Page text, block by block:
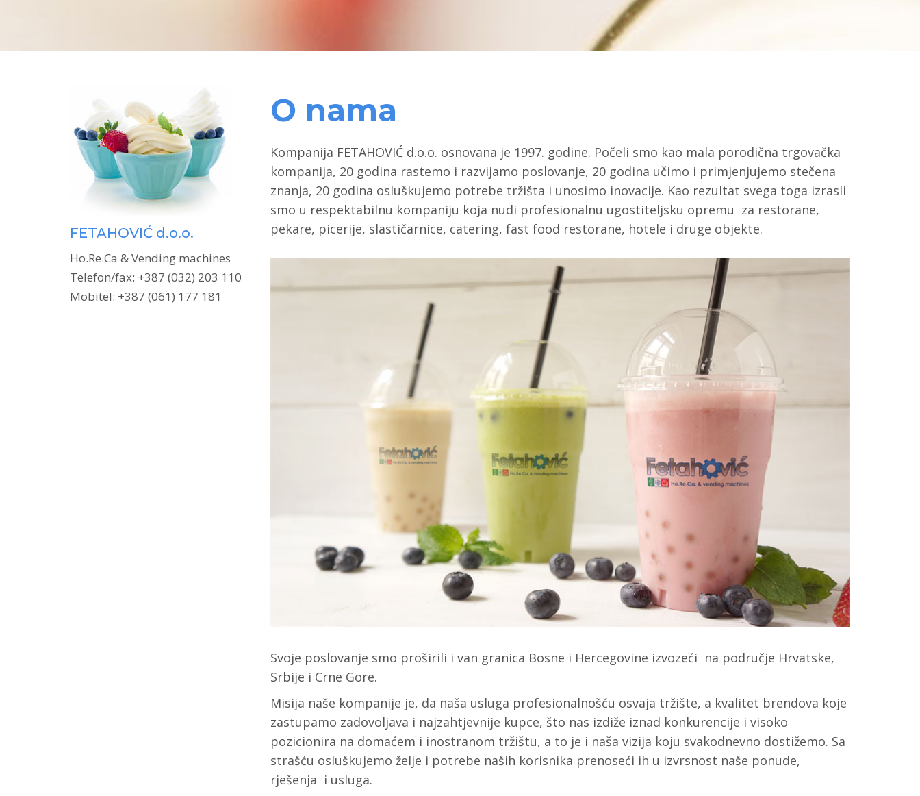
FETAHOVIĆ d.o.o.
Ho.Re.Ca & Vending machines
Telefon/fax: +387 (032) 203 110
Mobitel: +387 (061) 177 181
O nama
Kompanija FETAHOVIĆ d.o.o. osnovana je 1997. godine. Počeli smo kao mala porodična trgovačka
kompanija, 20 godina rastemo i razvijamo poslovanje, 20 godina učimo i primjenjujemo stečena
znanja, 20 godina osluškujemo potrebe tržišta i unosimo inovacije. Kao rezultat svega toga izrasli
smo u respektabilnu kompaniju koja nudi profesionalnu ugostiteljsku opremu za restorane,
pekare, picerije, slastičarnice, catering, fast food restorane, hotele i druge objekte.
Svoje poslovanje smo proširili i van granica Bosne i Hercegovine izvozeći na područje Hrvatske,
Srbije i Crne Gore.
Misija naše kompanije je, da naša usluga profesionalnošću osvaja tržište, a kvalitet brendova koje
zastupamo zadovoljava i najzahtjevnije kupce, što nas izdiže iznad konkurencije i visoko
pozicionira na domaćem i inostranom tržištu, a to je i naša vizija koju svakodnevno dostižemo. Sa
strašću osluškujemo želje i potrebe naših korisnika prenoseći ih u izvrsnost naše ponude,
rješenja i usluga.